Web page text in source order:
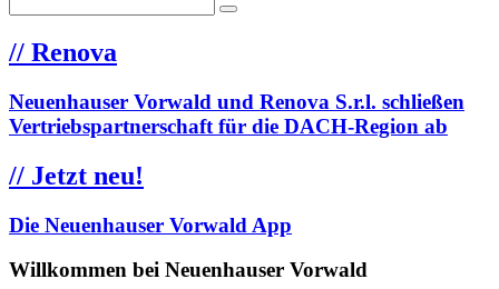
// Renova
Neuenhauser Vorwald und Renova S.r.l. schließen
Vertriebspartnerschaft für die DACH-Region ab
// Jetzt neu!
Die Neuenhauser Vorwald App
Willkommen bei Neuenhauser Vorwald